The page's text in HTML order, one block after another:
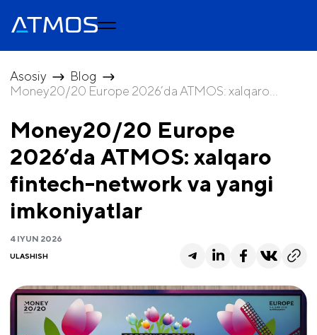
Asosiy
Blog
Money20/20 Europe 2026’da ATMOS: xalqaro...
Money20/20 Europe
2026’da ATMOS: xalqaro
fintech-network va yangi
imkoniyatlar
4 IYUN 2026
ULASHISH